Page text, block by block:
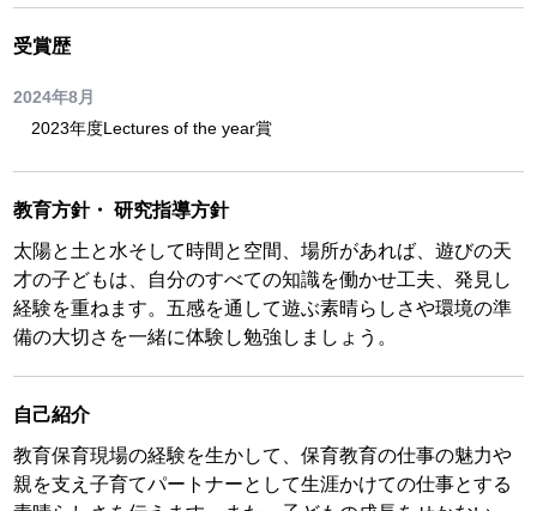
受賞歴
2024年8月
2023年度Lectures of the year賞
教育方針・ 研究指導方針
太陽と土と水そして時間と空間、場所があれば、遊びの天
才の子どもは、自分のすべての知識を働かせ工夫、発見し
経験を重ねます。五感を通して遊ぶ素晴らしさや環境の準
備の大切さを一緒に体験し勉強しましょう。
自己紹介
教育保育現場の経験を生かして、保育教育の仕事の魅力や
親を支え子育てパートナーとして生涯かけての仕事とする